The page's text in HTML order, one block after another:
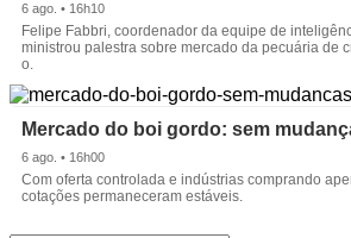
6 ago. • 16h10
Felipe Fabbri, coordenador da equipe de
ministrou palestra sobre mercado da pecuária de
o.
Mercado do boi gordo: sem
6 ago. • 16h00
Com oferta controlada e indústrias comprando
cotações permaneceram estáveis.